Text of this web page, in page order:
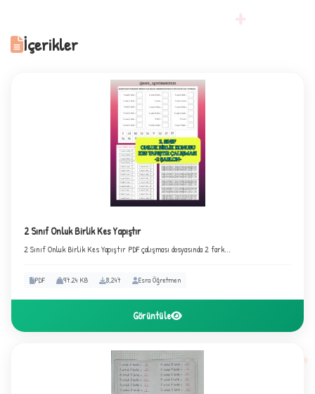
İçerikler
2 Sınıf Onluk Birlik Kes Yapıştır
2 Sınıf Onluk Birlik Kes Yapıştır PDF çalışması dosyasında 2 fark...
PDF 97.24 KB 8,247 Esra Öğretmen
Görüntüle
+